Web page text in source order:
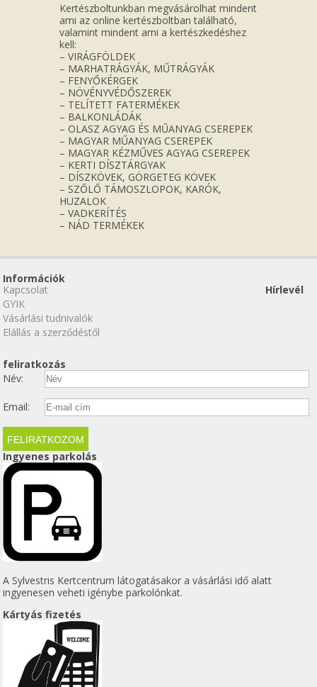
Kertészboltunkban megvásárolhat mindent
ami az online kertészboltban található,
valamint mindent ami a kertészkedéshez
kell:
– VIRÁGFÖLDEK
– MARHATRÁGYÁK, MŰTRÁGYÁK
– FENYŐKÉRGEK
– NÖVÉNYVÉDŐSZEREK
– TELÍTETT FATERMÉKEK
– BALKONLÁDÁK
– OLASZ AGYAG ÉS MŰANYAG CSEREPEK
– MAGYAR MŰANYAG CSEREPEK
– MAGYAR KÉZMŰVES AGYAG CSEREPEK
– KERTI DÍSZTÁRGYAK
– DÍSZKÖVEK, GÖRGETEG KÖVEK
– SZŐLŐ TÁMOSZLOPOK, KARÓK,
HUZALOK
– VADKERÍTÉS
– NÁD TERMÉKEK
Információk
Kapcsolat
GYIK
Vásárlási tudnivalók
Elállás a szerződéstől
Hírlevél
feliratkozás
Név:
Email:
Ingyenes parkolás
A Sylvestris Kertcentrum látogatásakor a vásárlási idő alatt
ingyenesen veheti igénybe parkolónkat.
Kártyás fizetés